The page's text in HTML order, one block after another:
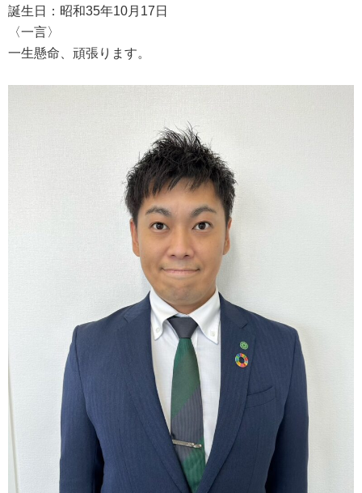
誕生日：昭和35年10月17日
〈一言〉
一生懸命、頑張ります。